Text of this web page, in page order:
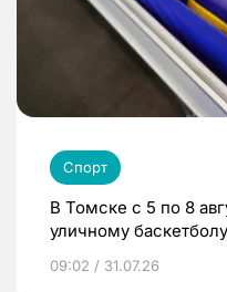
Спорт
В Томске с 5 по 8
уличному баскетболу
09:02 / 31.07.26